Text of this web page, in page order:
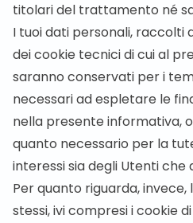
titolari del trattamento né
I tuoi dati personali, raccolti
dei cookie tecnici di cui al
saranno conservati per i
necessari ad espletare le
nella presente informativa,
quanto necessario per la
interessi sia degli Utenti che
Per quanto riguarda,
stessi, ivi compresi i cookie